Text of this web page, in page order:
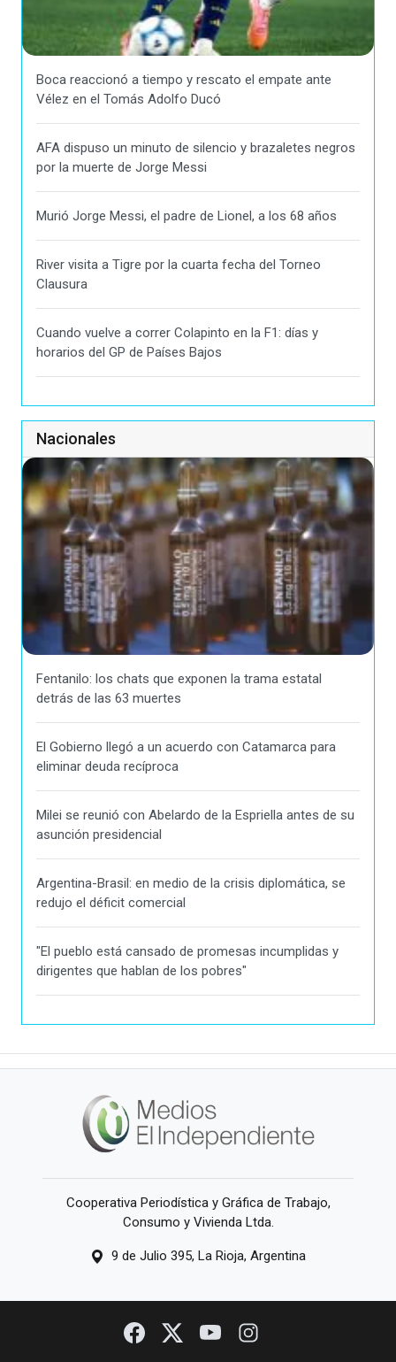
Boca reaccionó a tiempo y rescato el empate ante
Vélez en el Tomás Adolfo Ducó
AFA dispuso un minuto de silencio y brazaletes negros
por la muerte de Jorge Messi
Murió Jorge Messi, el padre de Lionel, a los 68 años
River visita a Tigre por la cuarta fecha del Torneo
Clausura
Cuando vuelve a correr Colapinto en la F1: días y
horarios del GP de Países Bajos
Nacionales
Fentanilo: los chats que exponen la trama estatal
detrás de las 63 muertes
El Gobierno llegó a un acuerdo con Catamarca para
eliminar deuda recíproca
Milei se reunió con Abelardo de la Espriella antes de su
asunción presidencial
Argentina-Brasil: en medio de la crisis diplomática, se
redujo el déficit comercial
"El pueblo está cansado de promesas incumplidas y
dirigentes que hablan de los pobres"
Cooperativa Periodística y Gráfica de Trabajo,
Consumo y Vivienda Ltda.
9 de Julio 395, La Rioja, Argentina